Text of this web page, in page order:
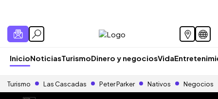
InicioNoticiasTurismoDinero y negociosVida
Turismo Las Cascadas Peter Parker Nativos Negocios